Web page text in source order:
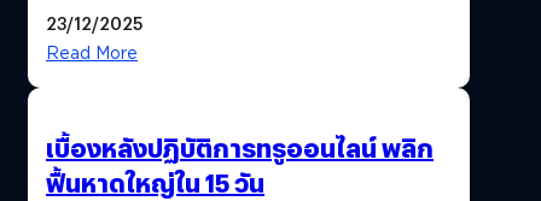
สุขภาพไทยสู่ความยั่งยืน
23/12/2025
Read More
เบื้องหลังปฏิบัติการทรูออนไลน์ พลิก
ฟื้นหาดใหญ่ใน 15 วัน